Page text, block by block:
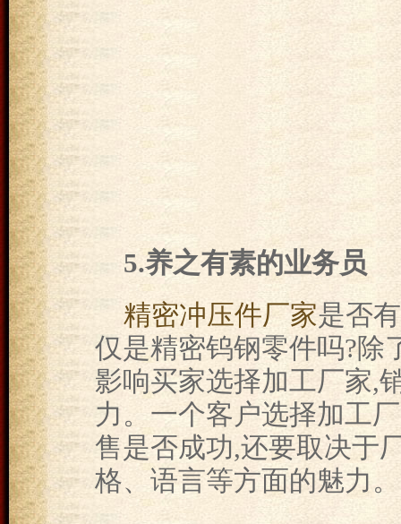
5.养之有素的业务员
精密冲压件厂家是否
仅是精密钨钢零件吗?除
影响买家选择加工厂家,
力。一个客户选择加工
售是否成功,还要取决于
格、语言等方面的魅力。